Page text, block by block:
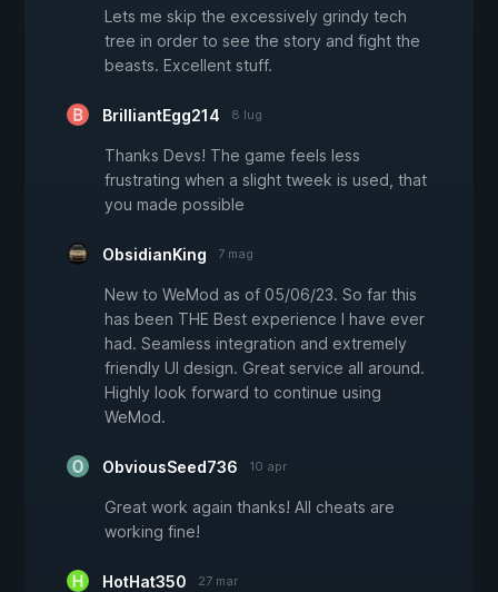
Lets me skip the excessively grindy tech
tree in order to see the story and fight the
beasts. Excellent stuff.
BrilliantEgg214 8 lug
Thanks Devs! The game feels less
frustrating when a slight tweek is used, that
you made possible
ObsidianKing 7 mag
New to WeMod as of 05/06/23. So far this
has been THE Best experience I have ever
had. Seamless integration and extremely
friendly UI design. Great service all around.
Highly look forward to continue using
WeMod.
ObviousSeed736 10 apr
Great work again thanks! All cheats are
working fine!
HotHat350 27 mar